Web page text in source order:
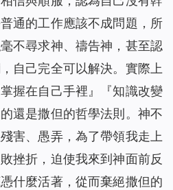
通的工作應該不成問題，所
不尋求神、禱告神，甚至認
自己完全可以解決。實際上
握在自己手裡』『知識改變
還是撒但的哲學法則。神不
害、愚弄，為了帶領我走上
挫折，迫使我來到神面前反
什麼活著，從而棄絕撒但的